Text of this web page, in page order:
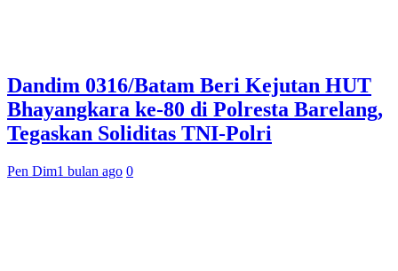
Dandim 0316/Batam Beri Kejutan HUT
Bhayangkara ke-80 di Polresta Barelang,
Tegaskan Soliditas TNI-Polri
Pen Dim1 bulan ago 0